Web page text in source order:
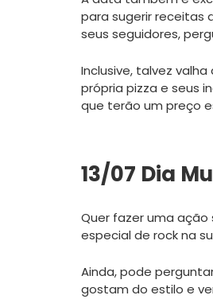
para sugerir receitas
seus seguidores,
Inclusive, talvez
própria pizza e seus
que terão um preço
13/07 Dia
Quer fazer uma ação
especial de rock na
Ainda, pode
gostam do estilo e